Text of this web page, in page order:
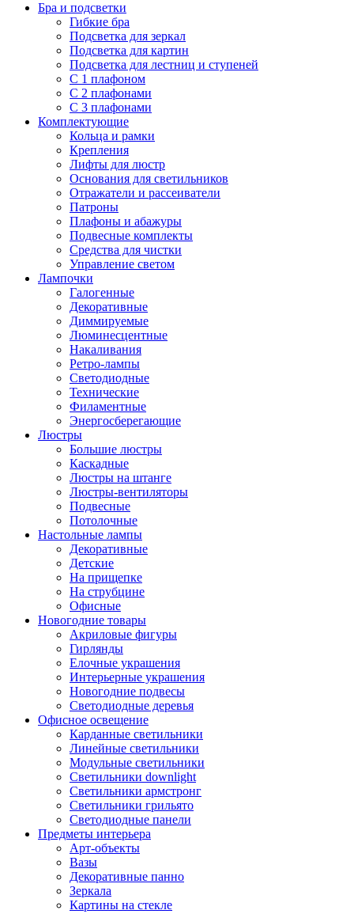
Бра и подсветки
Гибкие бра
Подсветка для зеркал
Подсветка для картин
Подсветка для лестниц и ступеней
С 1 плафоном
С 2 плафонами
С 3 плафонами
Комплектующие
Кольца и рамки
Крепления
Лифты для люстр
Основания для светильников
Отражатели и рассеиватели
Патроны
Плафоны и абажуры
Подвесные комплекты
Средства для чистки
Управление светом
Лампочки
Галогенные
Декоративные
Диммируемые
Люминесцентные
Накаливания
Ретро-лампы
Светодиодные
Технические
Филаментные
Энергосберегающие
Люстры
Большие люстры
Каскадные
Люстры на штанге
Люстры-вентиляторы
Подвесные
Потолочные
Настольные лампы
Декоративные
Детские
На прищепке
На струбцине
Офисные
Новогодние товары
Акриловые фигуры
Гирлянды
Елочные украшения
Интерьерные украшения
Новогодние подвесы
Светодиодные деревья
Офисное освещение
Карданные светильники
Линейные светильники
Модульные светильники
Светильники downlight
Светильники армстронг
Светильники грильято
Светодиодные панели
Предметы интерьера
Арт-объекты
Вазы
Декоративные панно
Зеркала
Картины на стекле